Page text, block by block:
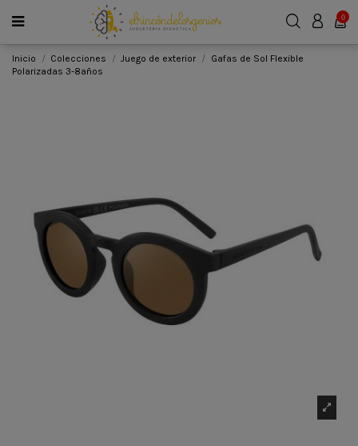
0
Inicio Colecciones Juego de exterior
Gafas de Sol Flexible
Polarizadas 3-8años